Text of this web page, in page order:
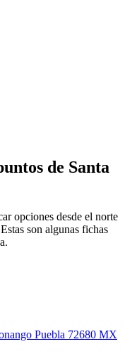
de Santa
opciones desde el norte
son algunas fichas
Puebla 72680 MX